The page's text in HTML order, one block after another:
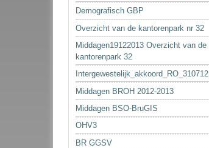
Demografisch GBP
Overzicht van de kantorenpark nr 32
Middagen19122013 Overzicht van de
kantorenpark 32
Intergewestelijk_akkoord_RO_310712
Middagen BROH 2012-2013
Middagen BSO-BruGIS
OHV3
BR GGSV